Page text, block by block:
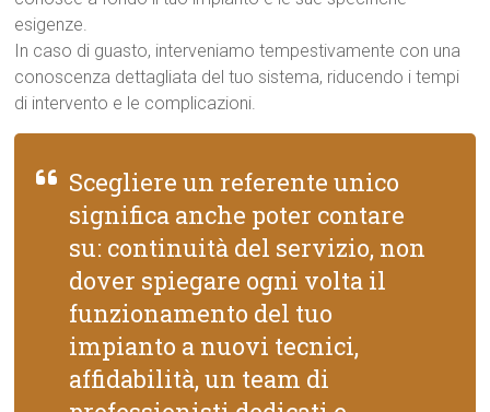
esigenze.
In caso di guasto, interveniamo tempestivamente con una
conoscenza dettagliata del tuo sistema, riducendo i tempi
di intervento e le complicazioni.
Scegliere un referente unico
significa anche poter contare
su: continuità del servizio, non
dover spiegare ogni volta il
funzionamento del tuo
impianto a nuovi tecnici,
affidabilità, un team di